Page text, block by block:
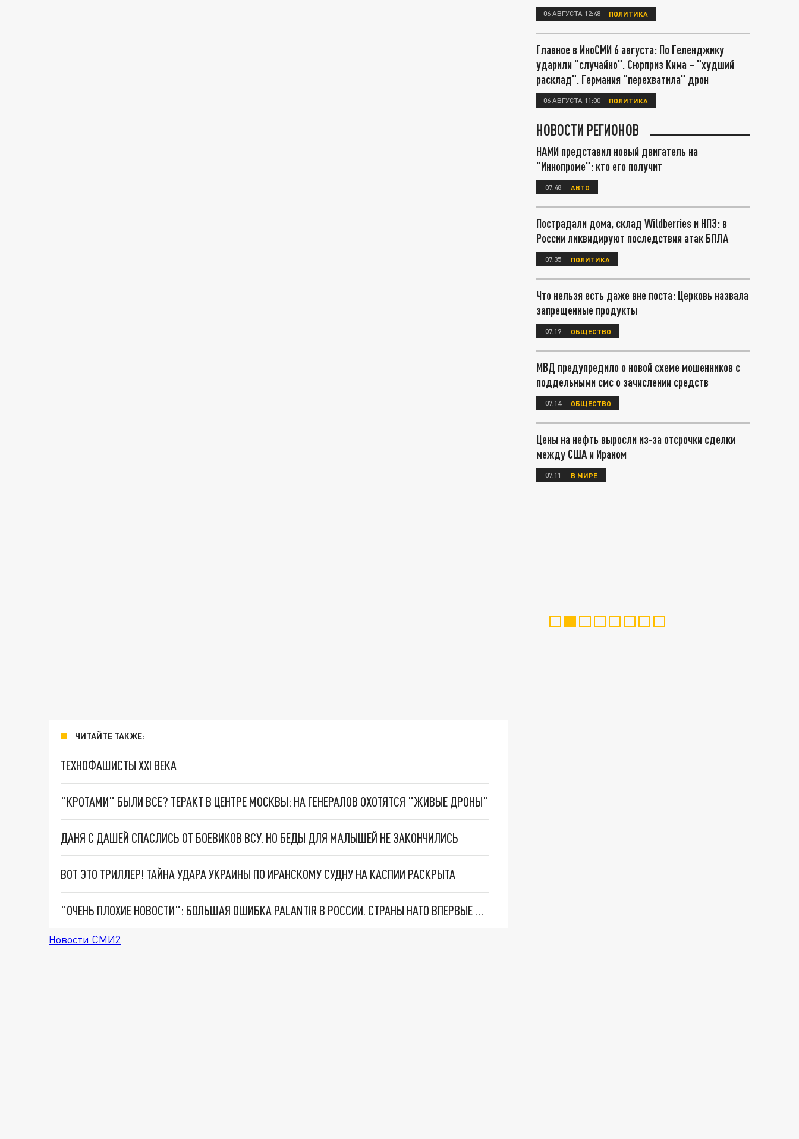
ЧИТАЙТЕ ТАКЖЕ:
ТЕХНОФАШИСТЫ XXI ВЕКА
"КРОТАМИ" БЫЛИ ВСЕ? ТЕРАКТ В ЦЕНТРЕ МОСКВЫ: НА ГЕНЕРАЛОВ ОХОТЯТСЯ "ЖИВЫЕ ДРОНЫ"
ДАНЯ С ДАШЕЙ СПАСЛИСЬ ОТ БОЕВИКОВ ВСУ. НО БЕДЫ ДЛЯ МАЛЫШЕЙ НЕ ЗАКОНЧИЛИСЬ
ВОТ ЭТО ТРИЛЛЕР! ТАЙНА УДАРА УКРАИНЫ ПО ИРАНСКОМУ СУДНУ НА КАСПИИ РАСКРЫТА
"ОЧЕНЬ ПЛОХИЕ НОВОСТИ": БОЛЬШАЯ ОШИБКА PALANTIR В РОССИИ. СТРАНЫ НАТО ВПЕРВЫЕ ЗА СВО ОСТАНОВИЛИ ПОСТАВКИ ОРУЖИЯ. ВСУ ТЕРЯЮТ ПРИГРАНИЧЬЕ?
Новости СМИ2
06 АВГУСТА 12:48 ПОЛИТИКА
Главное в ИноСМИ 6 августа: По Геленджику
ударили "случайно". Сюрприз Кима – "худший
расклад". Германия "перехватила" дрон
06 АВГУСТА 11:00 ПОЛИТИКА
НОВОСТИ РЕГИОНОВ
НАМИ представил новый двигатель на
"Иннопроме": кто его получит
07:48 АВТО
Пострадали дома, склад Wildberries и НПЗ: в
России ликвидируют последствия атак БПЛА
07:35 ПОЛИТИКА
Что нельзя есть даже вне поста: Церковь назвала
запрещенные продукты
07:19 ОБЩЕСТВО
МВД предупредило о новой схеме мошенников с
поддельными смс о зачислении средств
07:14 ОБЩЕСТВО
Цены на нефть выросли из-за отсрочки сделки
между США и Ираном
07:11 В МИРЕ